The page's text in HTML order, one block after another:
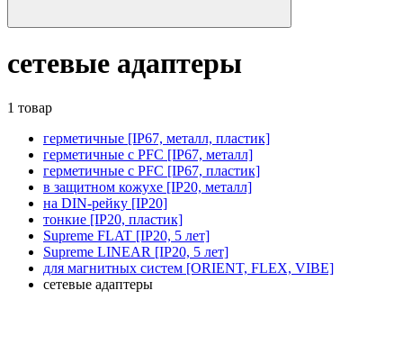
сетевые адаптеры
1 товар
герметичные [IP67, металл, пластик]
герметичные с PFC [IP67, металл]
герметичные с PFC [IP67, пластик]
в защитном кожухе [IP20, металл]
на DIN-рейку [IP20]
тонкие [IP20, пластик]
Supreme FLAT [IP20, 5 лет]
Supreme LINEAR [IP20, 5 лет]
для магнитных систем [ORIENT, FLEX, VIBE]
сетевые адаптеры